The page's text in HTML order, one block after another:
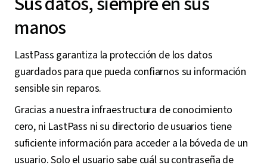
manos
LastPass garantiza la protección de los datos
guardados para que pueda confiarnos su información
sensible sin reparos.
Gracias a nuestra infraestructura de conocimiento
cero, ni LastPass ni su directorio de usuarios tiene
suficiente información para acceder a la bóveda de un
usuario. Solo el usuario sabe cuál su contraseña de